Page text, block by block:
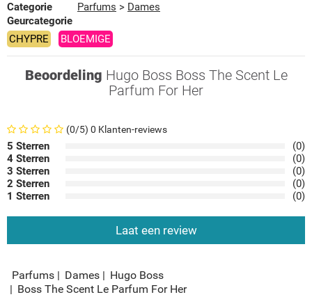
Categorie
Parfums > Dames
Geurcategorie
CHYPRE
BLOEMIGE
Beoordeling Hugo Boss Boss The Scent Le
Parfum For Her
(0/5) 0 Klanten-reviews
5 Sterren
(0)
4 Sterren
(0)
3 Sterren
(0)
2 Sterren
(0)
1 Sterren
(0)
Laat een review
Parfums Dames
Hugo Boss
Boss The Scent Le Parfum For Her